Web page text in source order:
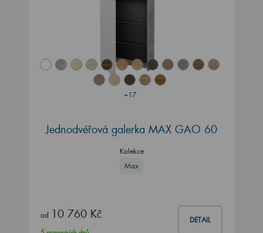
+17
Jednodvéřová galerka MAX GAO 60
Kolekce
Max
od 10 760 Kč DETAIL